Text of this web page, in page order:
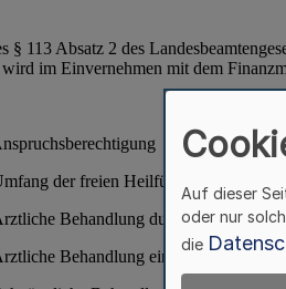
Auf dieser
oder nur
die